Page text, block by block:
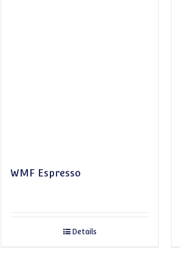
WMF Espresso
Details